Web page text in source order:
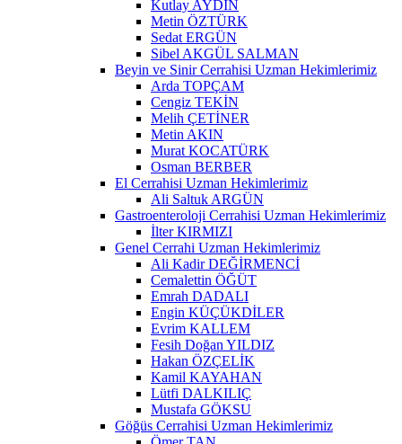
Kutlay AYDIN
Metin ÖZTÜRK
Sedat ERGÜN
Sibel AKGÜL SALMAN
Beyin ve Sinir Cerrahisi Uzman Hekimlerimiz
Arda TOPÇAM
Cengiz TEKİN
Melih ÇETİNER
Metin AKIN
Murat KOCATÜRK
Osman BERBER
El Cerrahisi Uzman Hekimlerimiz
Ali Saltuk ARGÜN
Gastroenteroloji Cerrahisi Uzman Hekimlerimiz
İlter KIRMIZI
Genel Cerrahi Uzman Hekimlerimiz
Ali Kadir DEĞİRMENCİ
Cemalettin ÖĞÜT
Emrah DADALI
Engin KÜÇÜKDİLER
Evrim KALLEM
Fesih Doğan YILDIZ
Hakan ÖZÇELİK
Kamil KAYAHAN
Lütfi DALKILIÇ
Mustafa GÖKSU
Göğüs Cerrahisi Uzman Hekimlerimiz